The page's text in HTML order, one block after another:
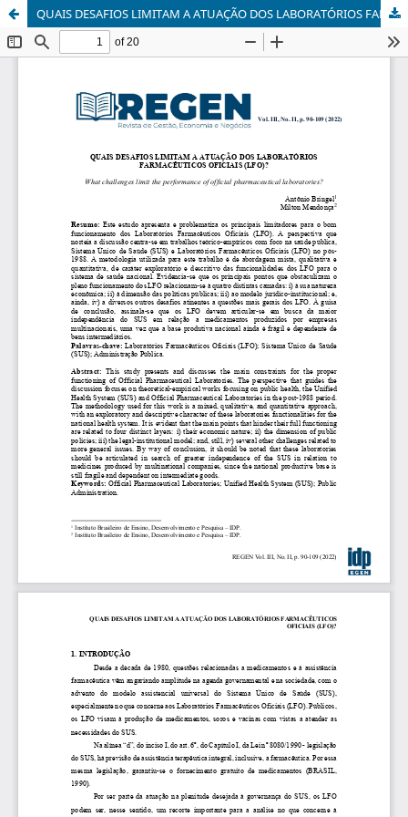
QUAIS DESAFIOS LIMITAM A ATUAÇÃO DOS LABORATÓRIOS FARMACÊUTICOS OFICIAIS (LFO)?